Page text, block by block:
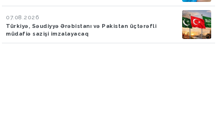
07.08.2026
Türkiyə, Səudiyyə Ərəbistanı və Pakistan üçtərəfli
müdafiə sazişi imzalayacaq